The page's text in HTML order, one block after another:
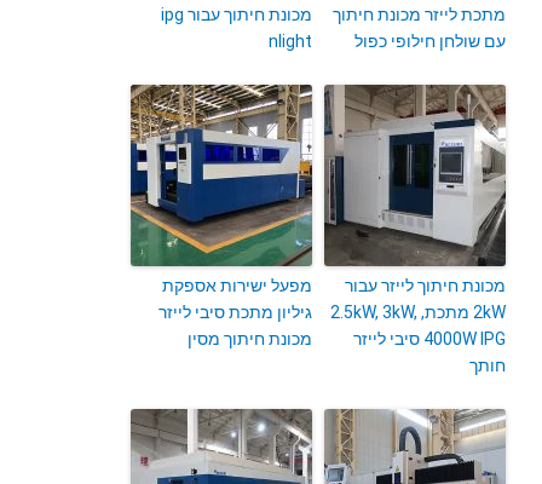
מתכת לייזר מכונת חיתוך
עם שולחן חילופי כפול
מכונת חיתוך עבור ipg
nlight
מכונת חיתוך לייזר עבור
2kW מתכת, 2.5kW, 3kW,
4000W IPG סיבי לייזר
חותך
מפעל ישירות אספקת
גיליון מתכת סיבי לייזר
מכונת חיתוך מסין